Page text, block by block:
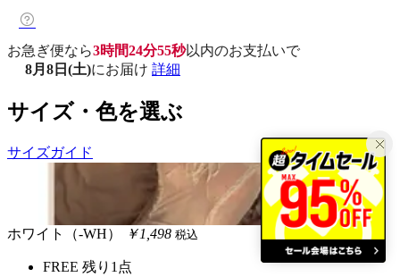
お急ぎ便なら3時間24分54秒以内のお支払いで
8月8日(土)にお届け 詳細
サイズ・色を選ぶ
サイズガイド
ホワイト（-WH） ￥1,498 税込
FREE 残り1点